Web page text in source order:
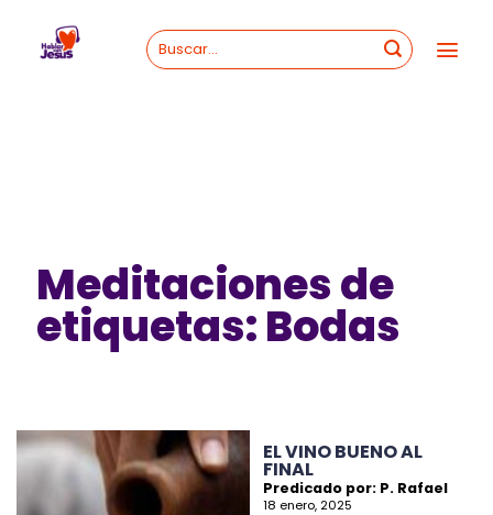
content
Meditaciones de
etiquetas: Bodas
EL VINO BUENO AL
FINAL
Predicado por: P. Rafael
18 enero, 2025